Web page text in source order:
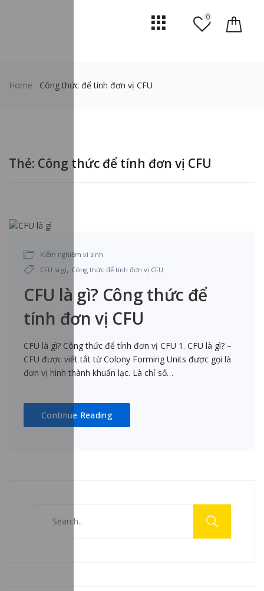
0
Home Công thức để tính đơn vị CFU
Thẻ: Công thức để tính đơn vị CFU
Kiểm nghiệm vi sinh
CFU là gì, Công thức để tính đơn vị CFU
CFU là gì? Công thức để
tính đơn vị CFU
CFU là gì? Công thức để tính đơn vị CFU 1. CFU là gì? –
CFU được viết tắt từ Colony Forming Units được gọi là
đơn vị hình thành khuẩn lạc. Là chỉ số…
Continue Reading